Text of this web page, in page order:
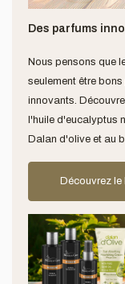
Des parfums
Nous pensons que
seulement être
innovants.
l'huile d'eucalyptus
Dalan d'olive et au
Découvrez le